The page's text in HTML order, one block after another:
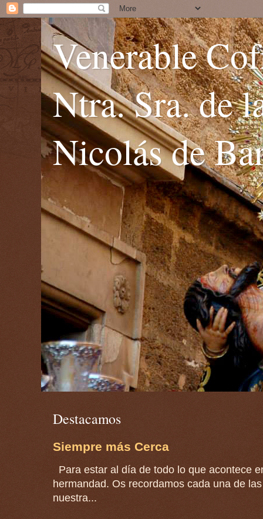
Venerable
Ntra. Sra. de
Nicolás de
Destacamos
Siempre más Cerca
Para estar al día de todo lo que acontece
hermandad. Os recordamos cada una de
nuestra...